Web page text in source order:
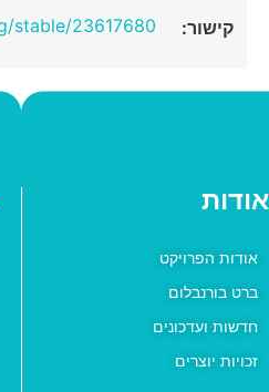
קישור: stable/23617680
אודות
אודות הפרויקט
ברט בורנבלום
חדשות ועדכונים
זכויות יוצרים